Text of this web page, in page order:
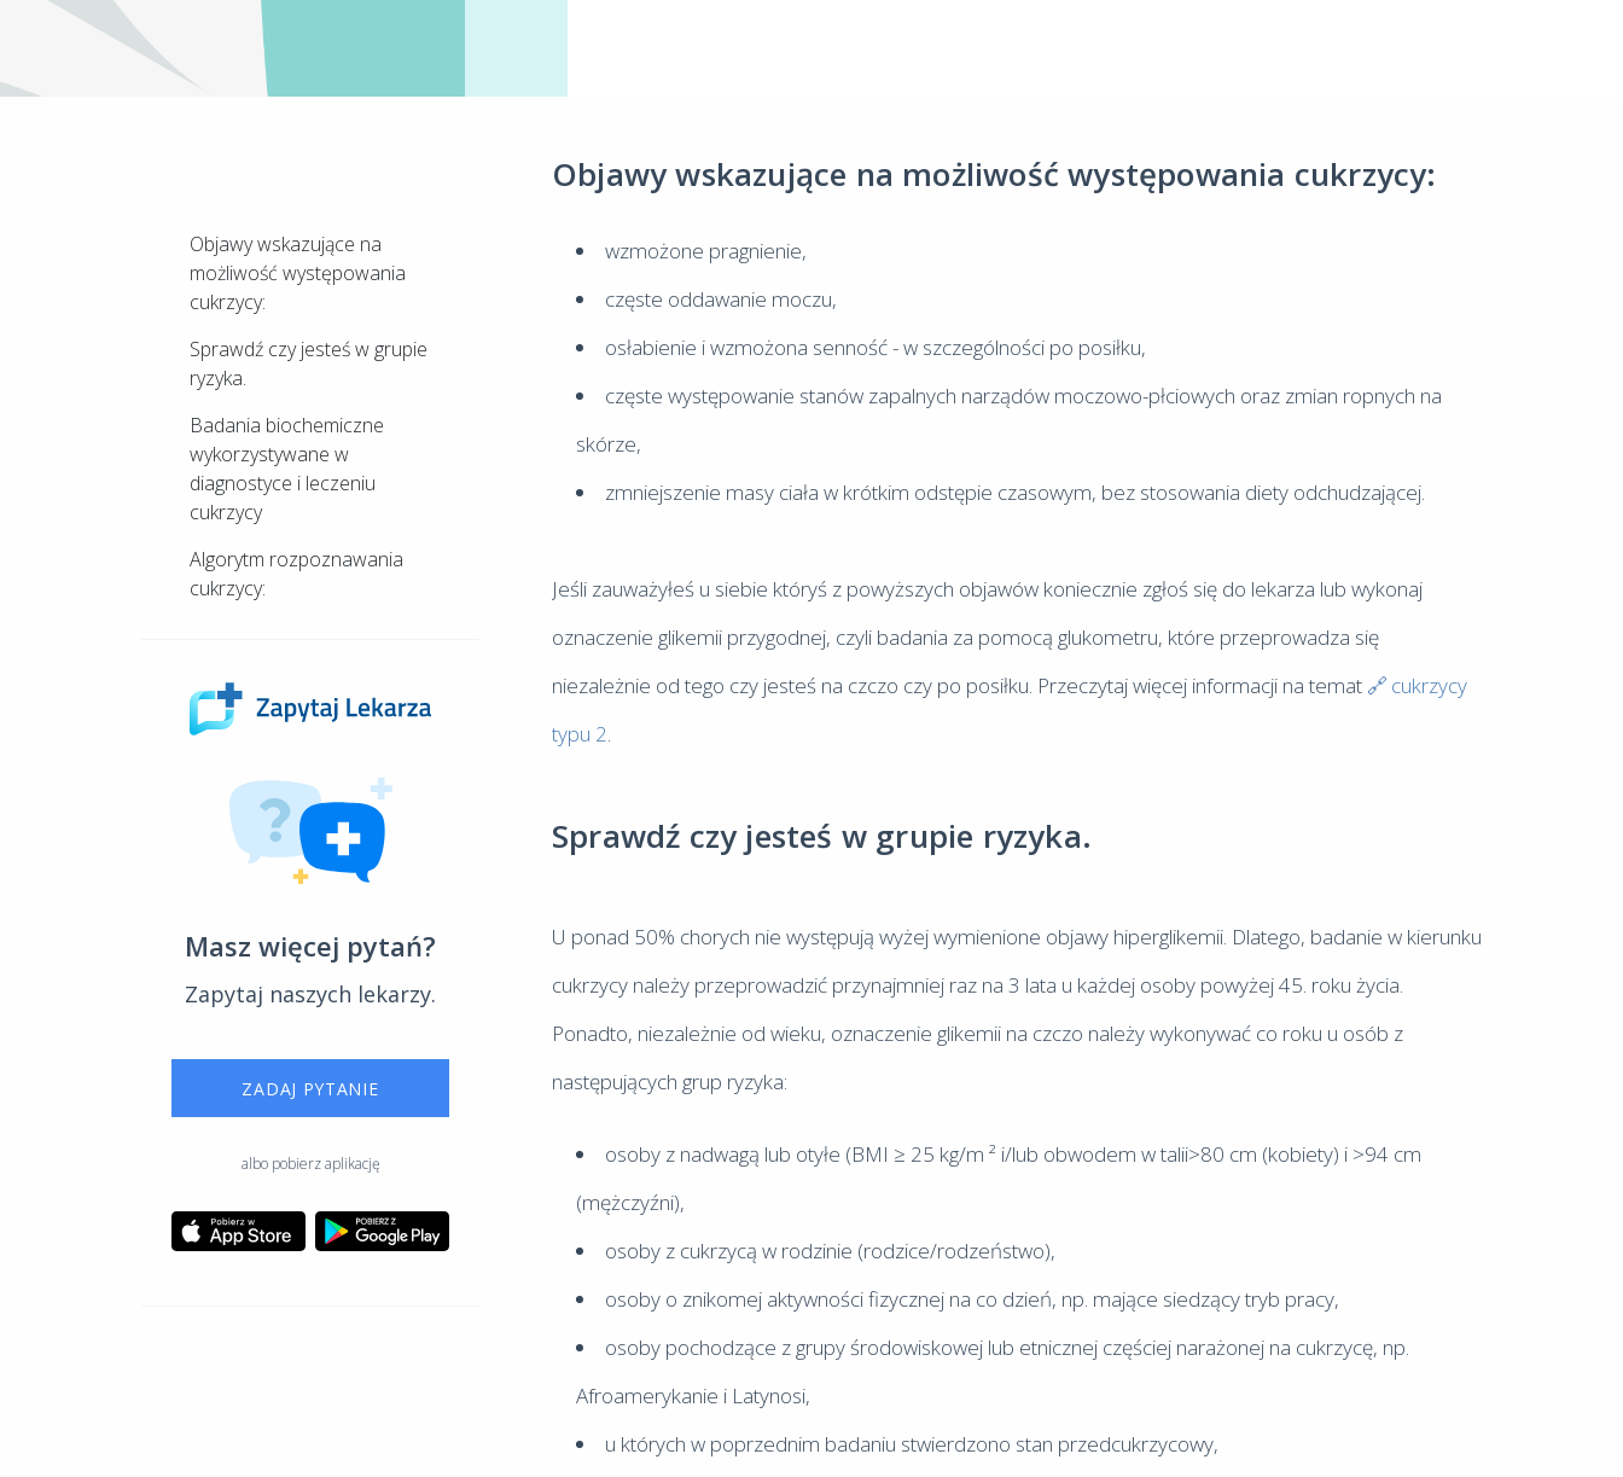
Objawy wskazujące na
możliwość występowania
cukrzycy:
Sprawdź czy jesteś w grupie
ryzyka.
Badania biochemiczne
wykorzystywane w
diagnostyce i leczeniu
cukrzycy
Algorytm rozpoznawania
cukrzycy:
Masz więcej pytań?
Zapytaj naszych lekarzy.
ZADAJ PYTANIE
albo pobierz aplikację
Objawy wskazujące na możliwość występowania cukrzycy:
wzmożone pragnienie,
częste oddawanie moczu,
osłabienie i wzmożona senność - w szczególności po posiłku,
częste występowanie stanów zapalnych narządów moczowo-płciowych oraz zmian ropnych na
skórze,
zmniejszenie masy ciała w krótkim odstępie czasowym, bez stosowania diety odchudzającej.
Jeśli zauważyłeś u siebie któryś z powyższych objawów koniecznie zgłoś się do lekarza lub wykonaj
oznaczenie glikemii przygodnej, czyli badania za pomocą glukometru, które przeprowadza się
niezależnie od tego czy jesteś na czczo czy po posiłku. Przeczytaj więcej informacji na temat
cukrzycy
typu 2.
Sprawdź czy jesteś w grupie ryzyka.
U ponad 50% chorych nie występują wyżej wymienione objawy hiperglikemii. Dlatego, badanie w kierunku
cukrzycy należy przeprowadzić przynajmniej raz na 3 lata u każdej osoby powyżej 45. roku życia.
Ponadto, niezależnie od wieku, oznaczenie glikemii na czczo należy wykonywać co roku u osób z
następujących grup ryzyka:
osoby z nadwagą lub otyłe (BMI ≥ 25 kg/m ² i/lub obwodem w talii>80 cm (kobiety) i >94 cm
(mężczyźni),
osoby z cukrzycą w rodzinie (rodzice/rodzeństwo),
osoby o znikomej aktywności fizycznej na co dzień, np. mające siedzący tryb pracy,
osoby pochodzące z grupy środowiskowej lub etnicznej częściej narażonej na cukrzycę, np.
Afroamerykanie i Latynosi,
u których w poprzednim badaniu stwierdzono stan przedcukrzycowy,